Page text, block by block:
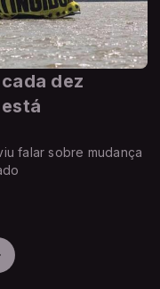
dez
falar sobre mudança